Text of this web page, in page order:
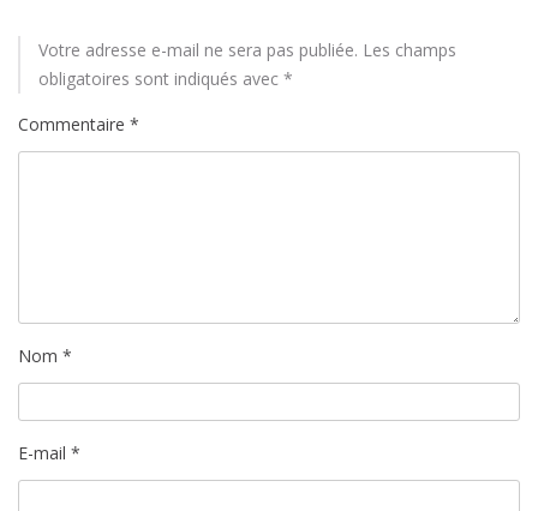
Votre adresse e-mail ne sera pas publiée. Les champs
obligatoires sont indiqués avec *
Commentaire *
Nom *
E-mail *